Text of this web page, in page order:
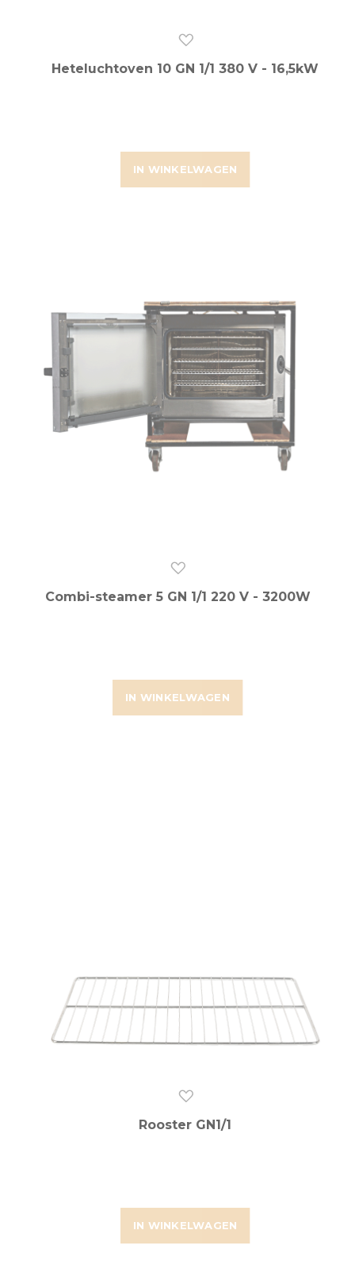
IN WINKELWAGEN
Heteluchtoven 10 GN 1/1 380 V - 16,5kW
IN WINKELWAGEN
Combi-steamer 5 GN 1/1 220 V - 3200W
IN WINKELWAGEN
Rooster GN1/1